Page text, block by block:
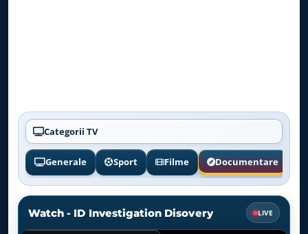
Categorii TV
Generale Sport Filme Documentare
Watch - ID Investigation Disovery LIVE